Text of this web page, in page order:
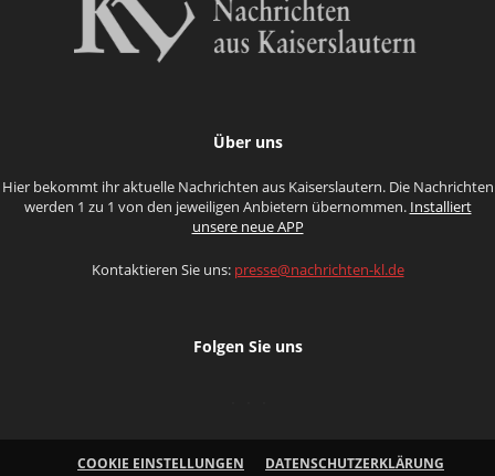
Über uns
Hier bekommt ihr aktuelle Nachrichten aus Kaiserslautern. Die Nachrichten
werden 1 zu 1 von den jeweiligen Anbietern übernommen. Installiert
unsere neue APP
Kontaktieren Sie uns: presse@nachrichten-kl.de
Folgen Sie uns
COOKIE EINSTELLUNGEN
DATENSCHUTZERKLÄRUNG